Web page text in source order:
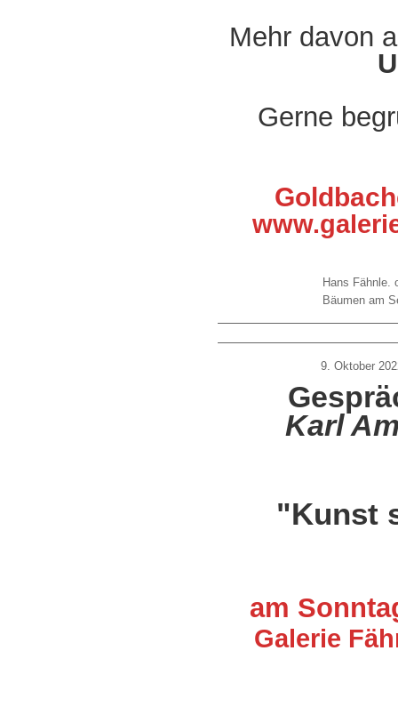
Mehr davon
Gerne
Hans Fähnle.
Bäumen am
9. Oktober
Karl
"Kunst
am
Galerie